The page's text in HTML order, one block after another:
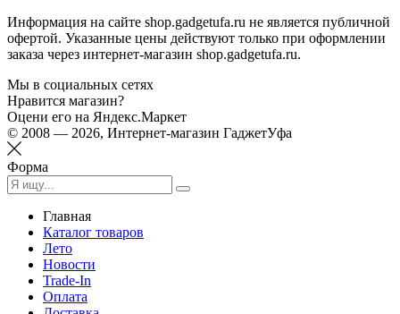
Информация на сайте shop.gadgetufa.ru не является публичной
офертой. Указанные цены действуют только при оформлении
заказа через интернет-магазин shop.gadgetufa.ru.
Мы в социальных сетях
Нравится магазин?
Оцени его на Яндекс.Маркет
© 2008 — 2026, Интернет-магазин ГаджетУфа
Форма
Главная
Каталог товаров
Лето
Новости
Trade-In
Оплата